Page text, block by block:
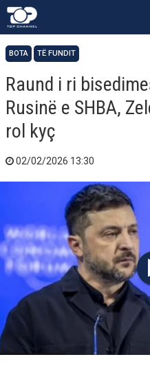
BOTA TË FUNDIT
Raund i ri
Rusinë e SHBA,
rol kyç
02/02/2026 13:30